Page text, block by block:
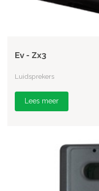
Ev - Zx3
Luidsprekers
Lees meer